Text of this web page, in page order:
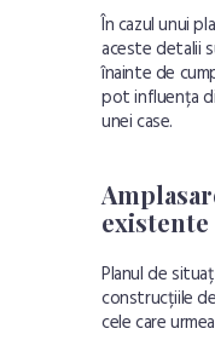
În cazul unui
aceste detalii
înainte de
pot influența
unei case.
Planul de
construcțiile
cele care